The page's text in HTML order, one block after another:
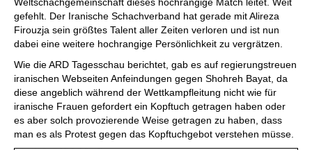
gefehlt. Der Iranische Schachverband hat gerade mit Alireza
Firouzja sein größtes Talent aller Zeiten verloren und ist nun
dabei eine weitere hochrangige Persönlichkeit zu vergrätzen.
Wie die ARD Tagesschau berichtet, gab es auf regierungstreuen
iranischen Webseiten Anfeindungen gegen Shohreh Bayat, da
diese angeblich während der Wettkampfleitung nicht wie für
iranische Frauen gefordert ein Kopftuch getragen haben oder
es aber solch provozierende Weise getragen zu haben, dass
man es als Protest gegen das Kopftuchgebot verstehen müsse.